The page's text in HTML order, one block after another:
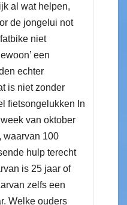
al wat helpen,
de jongelui not
niet
een
echter
is niet zonder
fietsongelukken In
van oktober
waarvan 100
hulp terecht
is 25 jaar of
zelfs een
Welke ouders